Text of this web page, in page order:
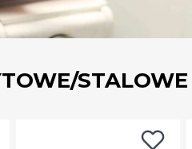
STALOWE